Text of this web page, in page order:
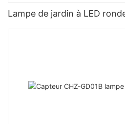
Lampe de jardin à LED